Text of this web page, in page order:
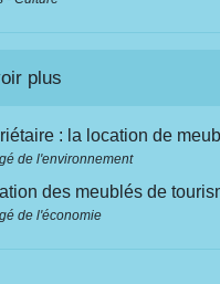
plus
: la location de
de l'environnement
des meublés de
de l'économie